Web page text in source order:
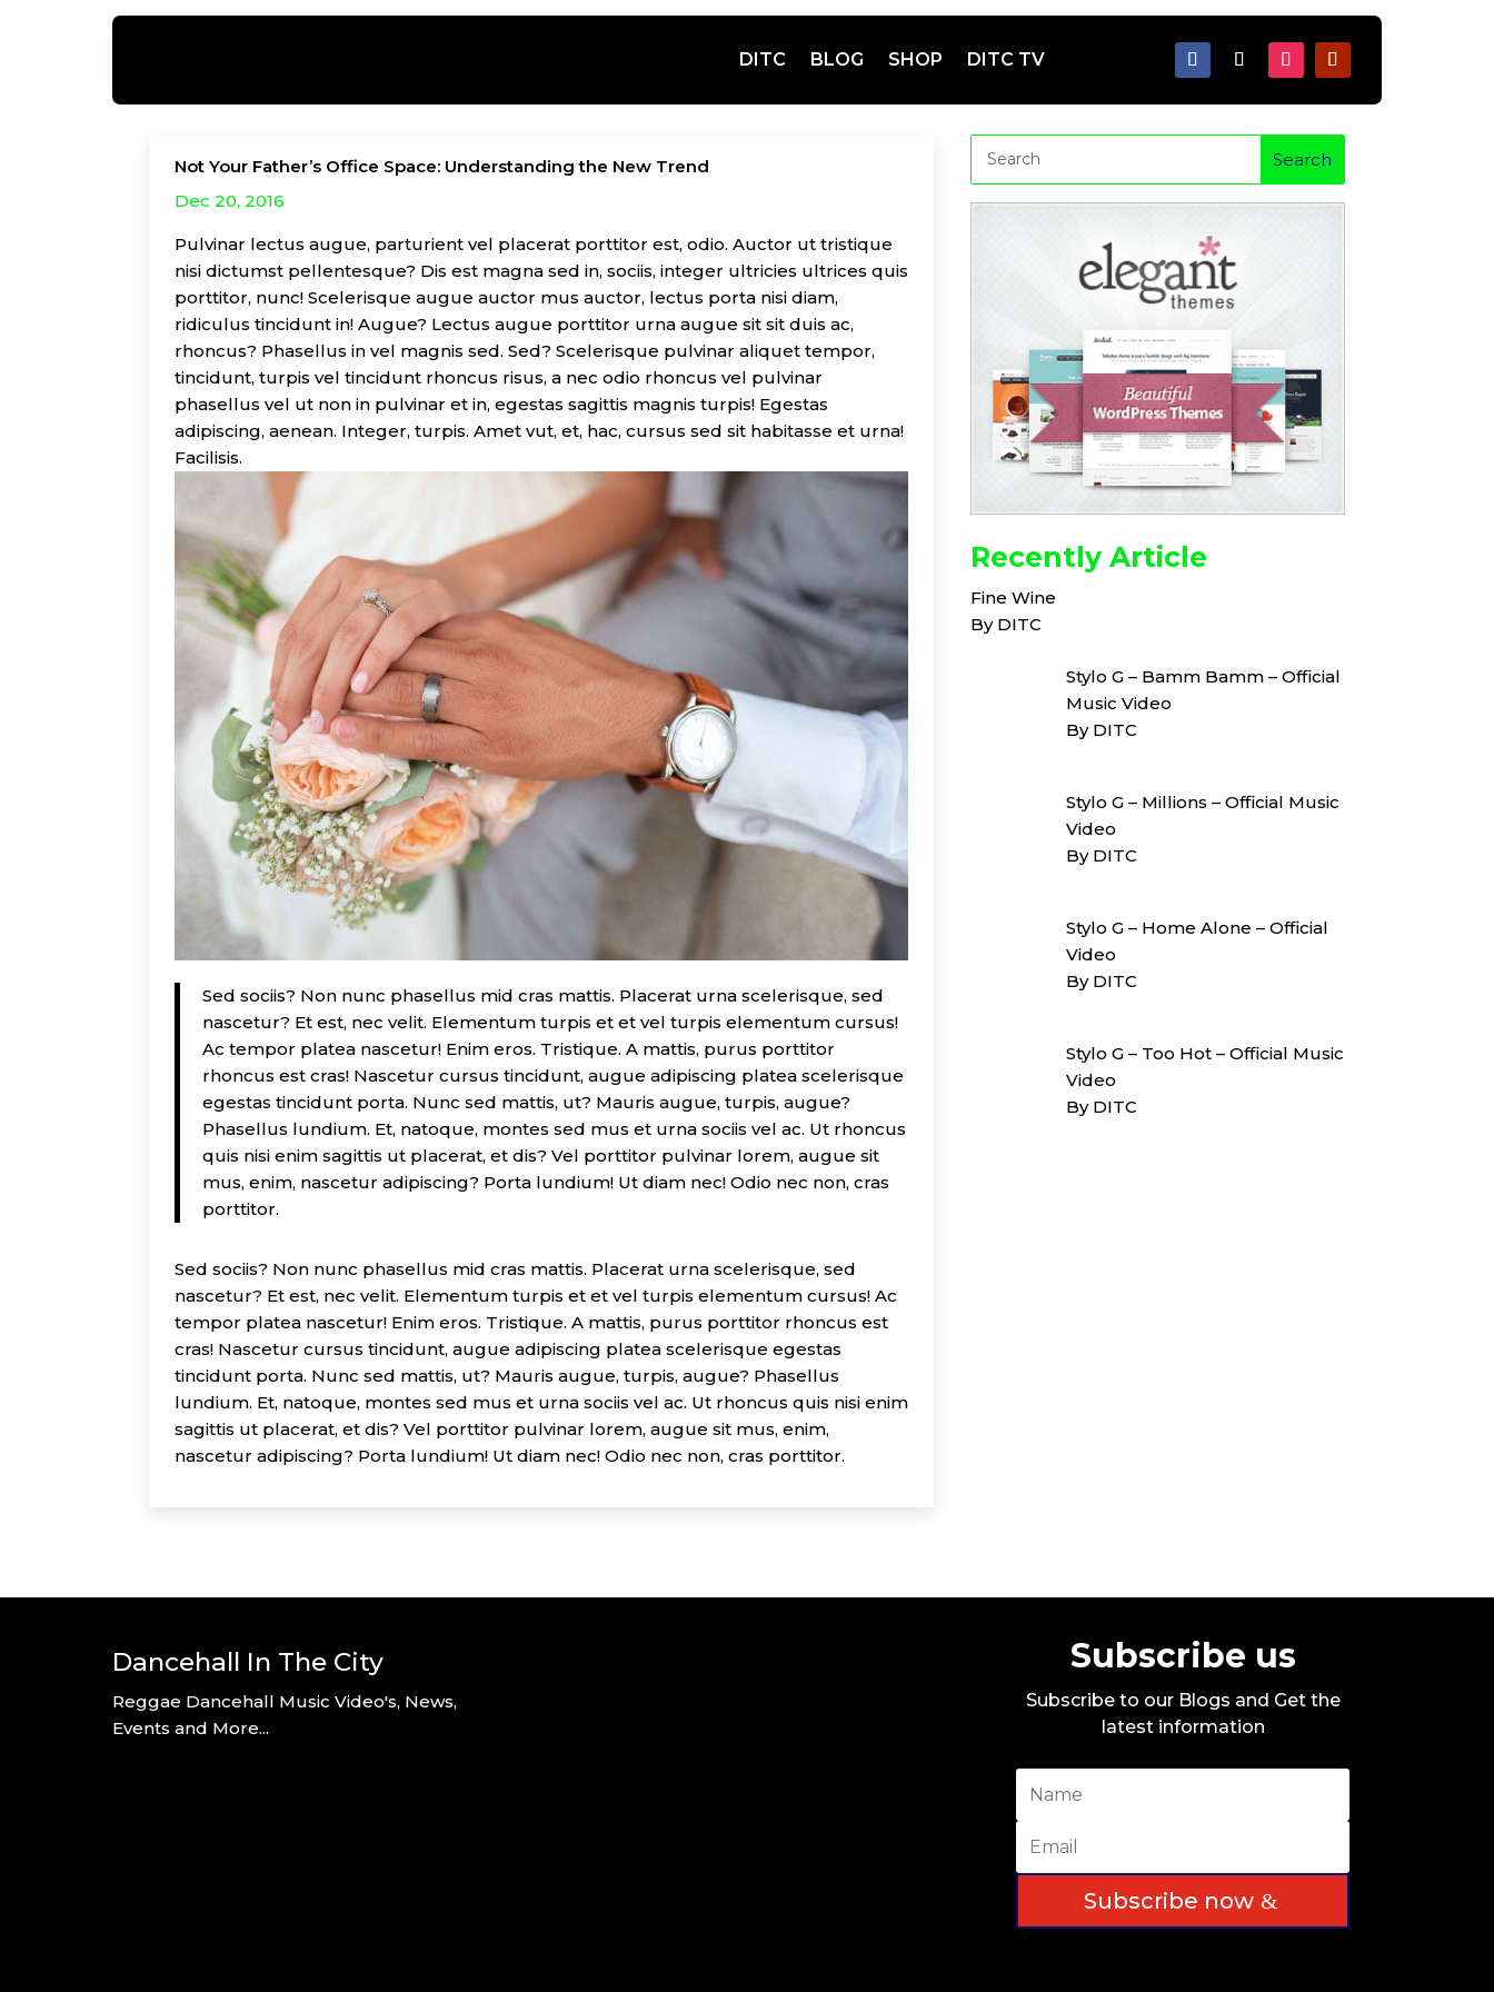
DITC BLOG SHOP DITC TV
Not Your Father’s Office Space: Understanding the New Trend
Dec 20, 2016
Pulvinar lectus augue, parturient vel placerat porttitor est, odio. Auctor ut tristique
nisi dictumst pellentesque? Dis est magna sed in, sociis, integer ultricies ultrices quis
porttitor, nunc! Scelerisque augue auctor mus auctor, lectus porta nisi diam,
ridiculus tincidunt in! Augue? Lectus augue porttitor urna augue sit sit duis ac,
rhoncus? Phasellus in vel magnis sed. Sed? Scelerisque pulvinar aliquet tempor,
tincidunt, turpis vel tincidunt rhoncus risus, a nec odio rhoncus vel pulvinar
phasellus vel ut non in pulvinar et in, egestas sagittis magnis turpis! Egestas
adipiscing, aenean. Integer, turpis. Amet vut, et, hac, cursus sed sit habitasse et urna!
Facilisis.
Sed sociis? Non nunc phasellus mid cras mattis. Placerat urna scelerisque, sed
nascetur? Et est, nec velit. Elementum turpis et et vel turpis elementum cursus!
Ac tempor platea nascetur! Enim eros. Tristique. A mattis, purus porttitor
rhoncus est cras! Nascetur cursus tincidunt, augue adipiscing platea scelerisque
egestas tincidunt porta. Nunc sed mattis, ut? Mauris augue, turpis, augue?
Phasellus lundium. Et, natoque, montes sed mus et urna sociis vel ac. Ut rhoncus
quis nisi enim sagittis ut placerat, et dis? Vel porttitor pulvinar lorem, augue sit
mus, enim, nascetur adipiscing? Porta lundium! Ut diam nec! Odio nec non, cras
porttitor.
Sed sociis? Non nunc phasellus mid cras mattis. Placerat urna scelerisque, sed
nascetur? Et est, nec velit. Elementum turpis et et vel turpis elementum cursus! Ac
tempor platea nascetur! Enim eros. Tristique. A mattis, purus porttitor rhoncus est
cras! Nascetur cursus tincidunt, augue adipiscing platea scelerisque egestas
tincidunt porta. Nunc sed mattis, ut? Mauris augue, turpis, augue? Phasellus
lundium. Et, natoque, montes sed mus et urna sociis vel ac. Ut rhoncus quis nisi enim
sagittis ut placerat, et dis? Vel porttitor pulvinar lorem, augue sit mus, enim,
nascetur adipiscing? Porta lundium! Ut diam nec! Odio nec non, cras porttitor.
Recently Article
Fine Wine
By DITC
Stylo G – Bamm Bamm – Official
Music Video
By DITC
Stylo G – Millions – Official Music
Video
By DITC
Stylo G – Home Alone – Official
Video
By DITC
Stylo G – Too Hot – Official Music
Video
By DITC
Dancehall In The City
Reggae Dancehall Music Video's, News,
Events and More...
Subscribe us
Subscribe to our Blogs and Get the
latest information
Subscribe now